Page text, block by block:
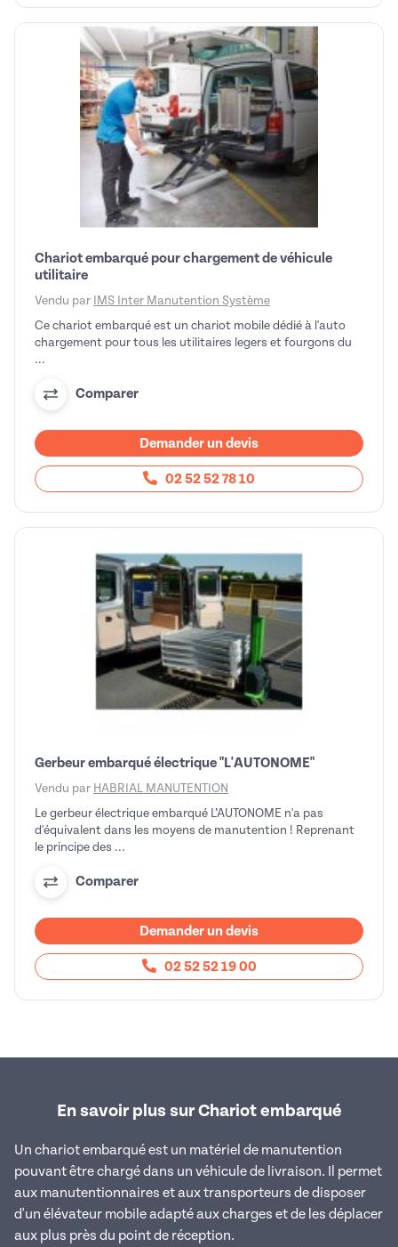
Chariot embarqué pour chargement de véhicule
utilitaire
Vendu par IMS Inter Manutention Système
Ce chariot embarqué est un chariot mobile dédié à l'auto
chargement pour tous les utilitaires legers et fourgons du
...
Comparer
Demander un devis
02 52 52 78 10
Gerbeur embarqué électrique "L'AUTONOME"
Vendu par HABRIAL MANUTENTION
Le gerbeur électrique embarqué L’AUTONOME n'a pas
d'équivalent dans les moyens de manutention ! Reprenant
le principe des ...
Comparer
Demander un devis
02 52 52 19 00
En savoir plus sur Chariot embarqué
Un chariot embarqué est un matériel de manutention
pouvant être chargé dans un véhicule de livraison. Il permet
aux manutentionnaires et aux transporteurs de disposer
d'un élévateur mobile adapté aux charges et de les déplacer
aux plus près du point de réception.